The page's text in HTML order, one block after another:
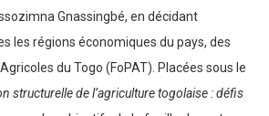
Gnassingbé, en décidant
les régions économiques du pays, des
du Togo (FoPAT). Placées sous le
structurelle de l’agriculture togolaise : défis